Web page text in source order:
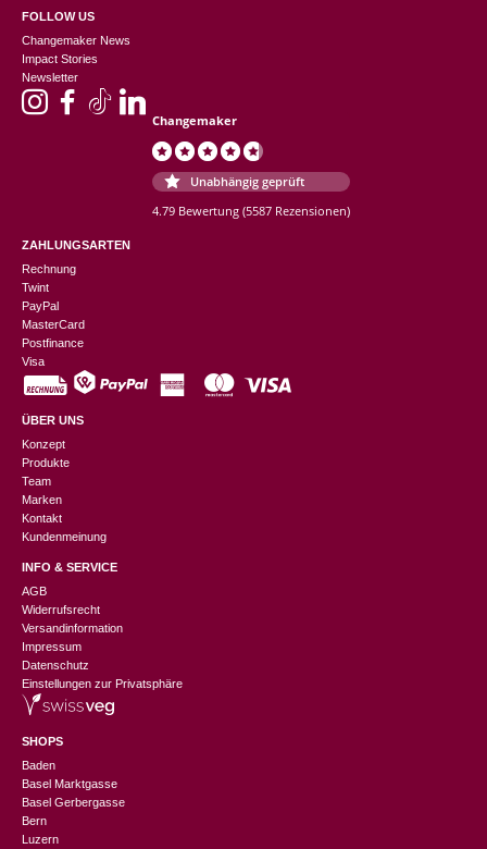
FOLLOW US
Changemaker News
Impact Stories
Newsletter
Changemaker
Unabhängig geprüft
4.79 Bewertung (5587 Rezensionen)
ZAHLUNGSARTEN
Rechnung
Twint
PayPal
MasterCard
Postfinance
Visa
ÜBER UNS
Konzept
Produkte
Team
Marken
Kontakt
Kundenmeinung
INFO & SERVICE
AGB
Widerrufsrecht
Versandinformation
Impressum
Datenschutz
Einstellungen zur Privatsphäre
SHOPS
Baden
Basel Marktgasse
Basel Gerbergasse
Bern
Luzern